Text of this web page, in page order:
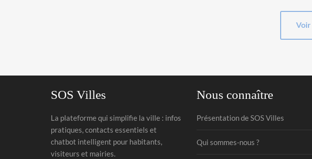
Voir
SOS Villes
La plateforme qui simplifie la ville : infos
pratiques, contacts essentiels et
chatbot intelligent pour habitants,
visiteurs et mairies.
Nous connaître
Présentation de SOS Villes
Qui sommes-nous ?